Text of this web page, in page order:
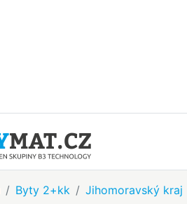
Byty 2+kk Jihomoravský kraj